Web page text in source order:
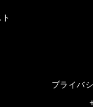
プライバ